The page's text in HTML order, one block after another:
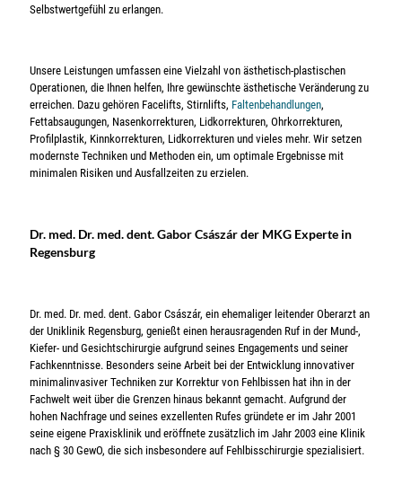
Selbstwertgefühl zu erlangen.
Unsere Leistungen umfassen eine Vielzahl von ästhetisch-plastischen
Operationen, die Ihnen helfen, Ihre gewünschte ästhetische Veränderung zu
erreichen. Dazu gehören Facelifts, Stirnlifts, Faltenbehandlungen,
Fettabsaugungen, Nasenkorrekturen, Lidkorrekturen, Ohrkorrekturen,
Profilplastik, Kinnkorrekturen, Lidkorrekturen und vieles mehr. Wir setzen
modernste Techniken und Methoden ein, um optimale Ergebnisse mit
minimalen Risiken und Ausfallzeiten zu erzielen.
Dr. med. Dr. med. dent. Gabor Császárder MKG Experte in
Regensburg
Dr. med. Dr. med. dent. Gabor Császár, ein ehemaliger leitender Oberarzt an
der Uniklinik Regensburg, genießt einen herausragenden Ruf in der Mund-,
Kiefer- und Gesichtschirurgie aufgrund seines Engagements und seiner
Fachkenntnisse. Besonders seine Arbeit bei der Entwicklung innovativer
minimalinvasiver Techniken zur Korrektur von Fehlbissen hat ihn in der
Fachwelt weit über die Grenzen hinaus bekannt gemacht. Aufgrund der
hohen Nachfrage und seines exzellenten Rufes gründete er im Jahr 2001
seine eigene Praxisklinik und eröffnete zusätzlich im Jahr 2003 eine Klinik
nach § 30 GewO, die sich insbesondere auf Fehlbisschirurgie spezialisiert.